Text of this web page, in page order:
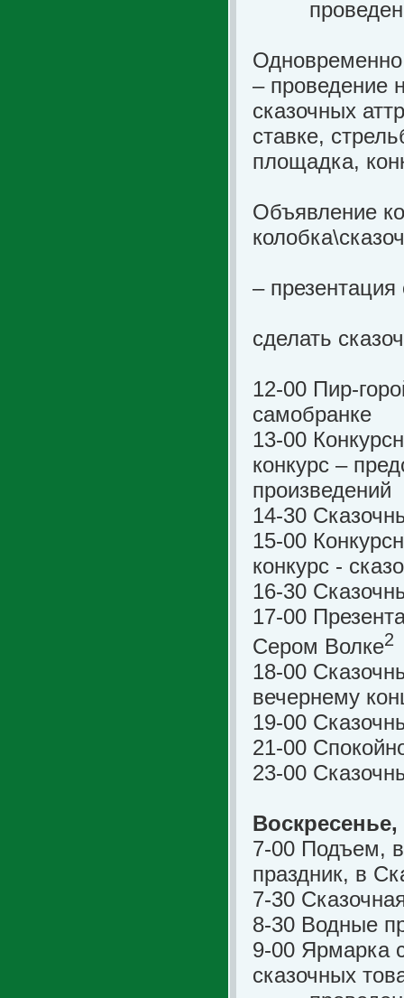
проведение
– проведение
сказочных
ставке,
площадка,
Объявление
– презентация
сделать
12-00 Пир-
самобранке
13-00
конкурс –
произведений
14-30
15-00
конкурс -
16-30
17-00
Сером Волке2
18-00
вечернему
19-00
21-00
23-00
Воскресенье,
7-00 Подъем,
праздник, в
7-30
8-30 Водные
9-00 Ярмарка
сказочных